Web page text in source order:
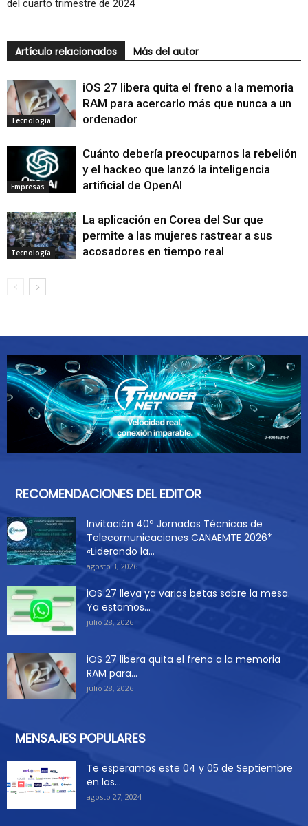
del cuarto trimestre de 2024
Artículo relacionados Más del autor
Tecnología
iOS 27 libera quita el freno a la memoria
RAM para acercarlo más que nunca a un
ordenador
Empresas
Cuánto debería preocuparnos la rebelión
y el hackeo que lanzó la inteligencia
artificial de OpenAI
Tecnología
La aplicación en Corea del Sur que
permite a las mujeres rastrear a sus
acosadores en tiempo real
RECOMENDACIONES DEL EDITOR
Invitación 40ª Jornadas Técnicas de
Telecomunicaciones CANAEMTE 2026*
«Liderando la...
agosto 3, 2026
iOS 27 lleva ya varias betas sobre la mesa.
Ya estamos...
julio 28, 2026
iOS 27 libera quita el freno a la memoria
RAM para...
julio 28, 2026
MENSAJES POPULARES
Te esperamos este 04 y 05 de Septiembre
en las...
agosto 27, 2024